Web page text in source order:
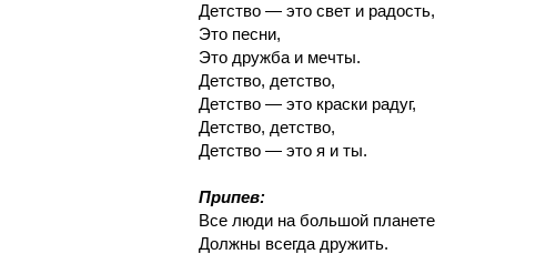
Детство — это свет и радость,
Это песни,
Это дружба и мечты.
Детство, детство,
Детство — это краски радуг,
Детство, детство,
Детство — это я и ты.
Припев:
Все люди на большой планете
Должны всегда дружить.